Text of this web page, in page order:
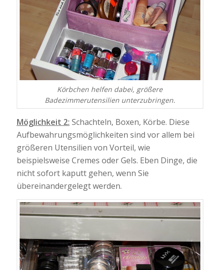
Körbchen helfen dabei, größere
Badezimmerutensilien unterzubringen.
Möglichkeit 2: Schachteln, Boxen, Körbe. Diese
Aufbewahrungsmöglichkeiten sind vor allem bei
größeren Utensilien von Vorteil, wie
beispielsweise Cremes oder Gels. Eben Dinge, die
nicht sofort kaputt gehen, wenn Sie
übereinandergelegt werden.